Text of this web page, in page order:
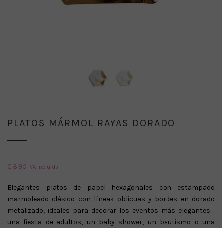
PLATOS MÁRMOL RAYAS DORADO
€ 3.90 IVA Incluido
Elegantes platos de papel hexagonales con estampado
marmoleado clásico con líneas oblicuas y bordes en dorado
metalizado, ideales para decorar los eventos más elegantes :
una fiesta de adultos, un baby shower, un bautismo o una